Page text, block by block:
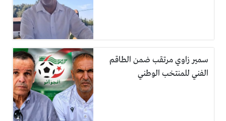
سمير زاوي مرتقب ضمن الطاقم
الفني للمنتخب الوطني